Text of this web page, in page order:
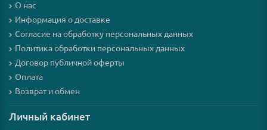
О нас
Информация о доставке
Согласие на обработку персональных данных
Политика обработки персональных данных
Договор публичной оферты
Оплата
Возврат и обмен
Личный кабинет